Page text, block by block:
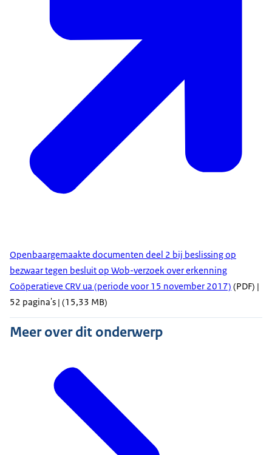
Openbaargemaakte documenten deel 2 bij beslissing op
bezwaar tegen besluit op Wob-verzoek over erkenning
Coöperatieve CRV ua (periode voor 15 november 2017) (PDF) |
52 pagina's | (15,33 MB)
Meer over dit onderwerp